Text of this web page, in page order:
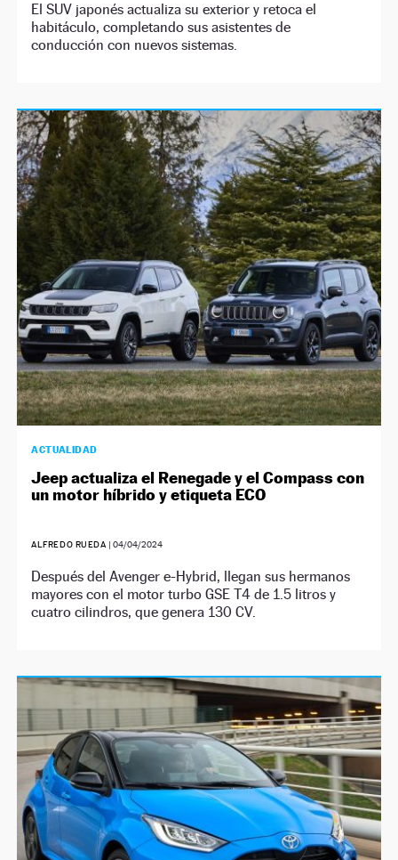
El SUV japonés actualiza su exterior y retoca el
habitáculo, completando sus asistentes de
conducción con nuevos sistemas.
ACTUALIDAD
Jeep actualiza el Renegade y el Compass con
un motor híbrido y etiqueta ECO
ALFREDO RUEDA | 04/04/2024
Después del Avenger e-Hybrid, llegan sus hermanos
mayores con el motor turbo GSE T4 de 1.5 litros y
cuatro cilindros, que genera 130 CV.